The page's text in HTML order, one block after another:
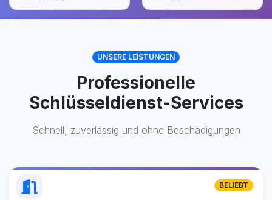
UNSERE LEISTUNGEN
Professionelle
Schlüsseldienst-Services
Schnell, zuverlässig und ohne Beschädigungen
BELIEBT